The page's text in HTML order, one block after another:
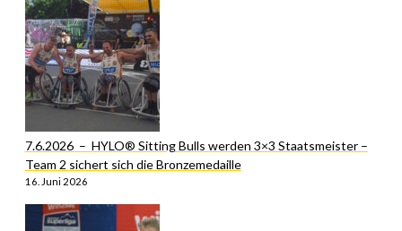
7.6.2026 – HYLO® Sitting Bulls werden 3×3 Staatsmeister –
Team 2 sichert sich die Bronzemedaille
16. Juni 2026